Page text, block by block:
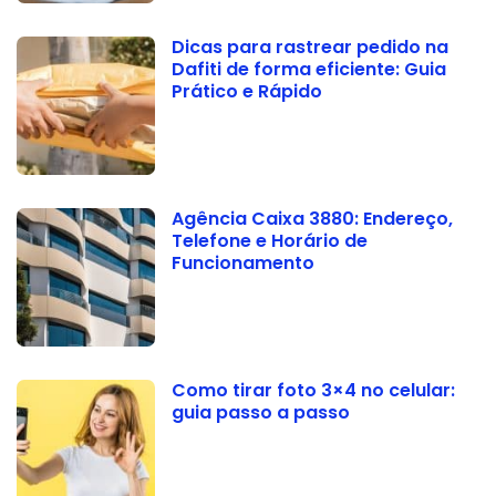
Dicas para rastrear pedido na
Dafiti de forma eficiente: Guia
Prático e Rápido
Agência Caixa 3880: Endereço,
Telefone e Horário de
Funcionamento
Como tirar foto 3×4 no celular:
guia passo a passo